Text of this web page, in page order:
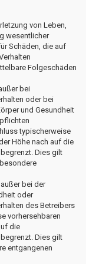
von Leben,
wesentlicher
Schäden, die auf
Folgeschäden
bei
oder bei
und Gesundheit
typischerweise
Höhe nach auf die
Dies gilt
bei der
oder
des Betreibers
vorhersehbaren
die
Dies gilt
entgangenen